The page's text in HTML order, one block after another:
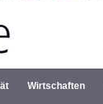
Inhalt springen
Wirtschaften